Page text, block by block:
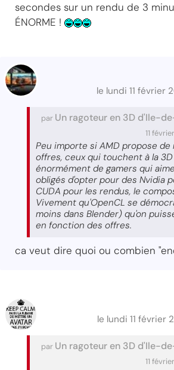
secondes sur un rendu de 3
ÉNORME !
le lundi 11 février
par Un ragoteur en 3D d'Ile-
11
Peu importe si AMD propose de
offres, ceux qui touchent à la
énormément de gamers qui
obligés d'opter pour des Nvidia
CUDA pour les rendus, le
Vivement qu'OpenCL se
moins dans Blender) qu'on
en fonction des offres.
ca veut dire quoi ou combien
le lundi 11 février
par Un ragoteur en 3D d'Ile-
11